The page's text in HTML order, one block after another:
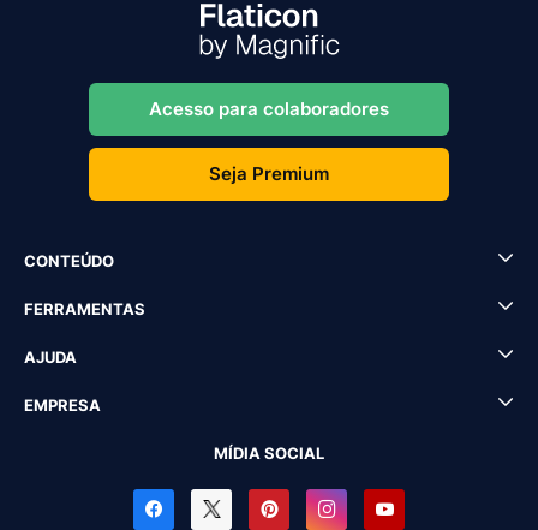
Acesso para colaboradores
Seja Premium
CONTEÚDO
FERRAMENTAS
AJUDA
EMPRESA
MÍDIA SOCIAL